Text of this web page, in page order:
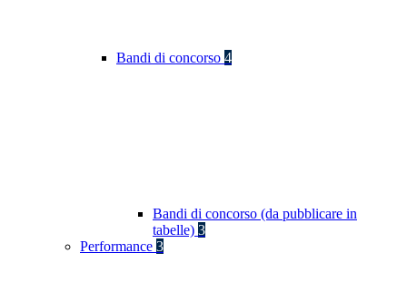
Bandi di concorso 4
Bandi di concorso (da pubblicare in
tabelle) 3
Performance 3